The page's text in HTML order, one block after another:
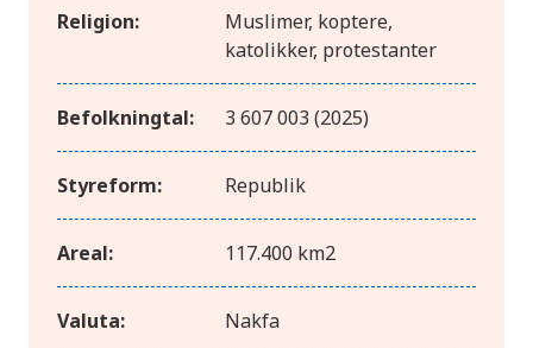
Religion:
Muslimer, koptere,
katolikker, protestanter
Befolkningtal: 3 607 003 (2025)
Styreform: Republik
Areal: 117.400 km2
Valuta: Nakfa